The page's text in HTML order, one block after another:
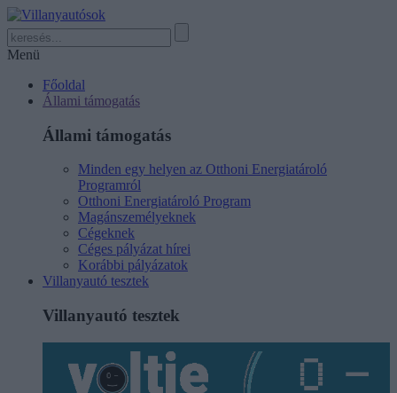
Menü
Főoldal
Állami támogatás
Állami támogatás
Minden egy helyen az Otthoni Energiatároló
Programról
Otthoni Energiatároló Program
Magánszemélyeknek
Cégeknek
Céges pályázat hírei
Korábbi pályázatok
Villanyautó tesztek
Villanyautó tesztek